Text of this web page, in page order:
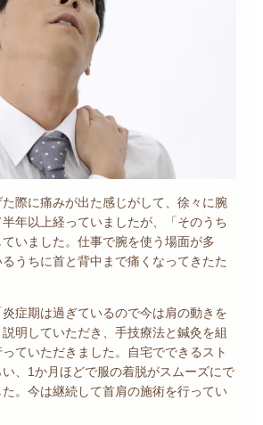
際に痛みが出た感じがして、徐々に腕
年以上経っていましたが、「そのうち
いました。仕事で腕を使う場面が多
うちに首と背中まで痛くなってきたた
症期は過ぎているので今は肩の動きを
明していただき、手技療法と鍼灸を組
ていただきました。自宅でできるスト
、1か月ほどで服の着脱がスムーズにで
。今は継続して首肩の施術を行ってい